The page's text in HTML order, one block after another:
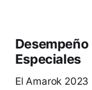
Especiales
El Amarok